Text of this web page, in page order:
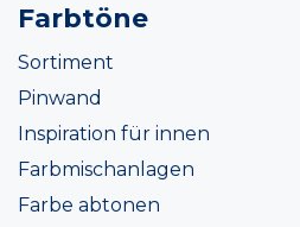
Farbtöne
Sortiment
Pinwand
Inspiration für innen
Farbmischanlagen
Farbe abtonen